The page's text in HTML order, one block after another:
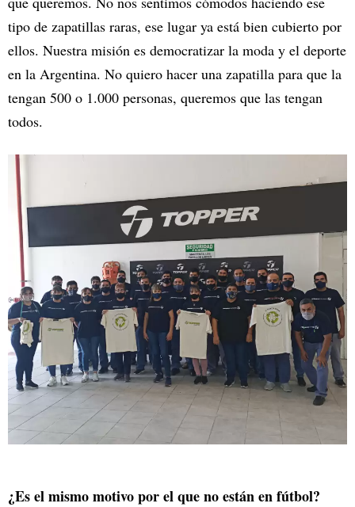
tipo de zapatillas raras, ese lugar ya está bien cubierto por
ellos. Nuestra misión es democratizar la moda y el deporte
en la Argentina. No quiero hacer una zapatilla para que la
tengan 500 o 1.000 personas, queremos que las tengan
todos.
¿Es el mismo motivo por el que no están en fútbol?